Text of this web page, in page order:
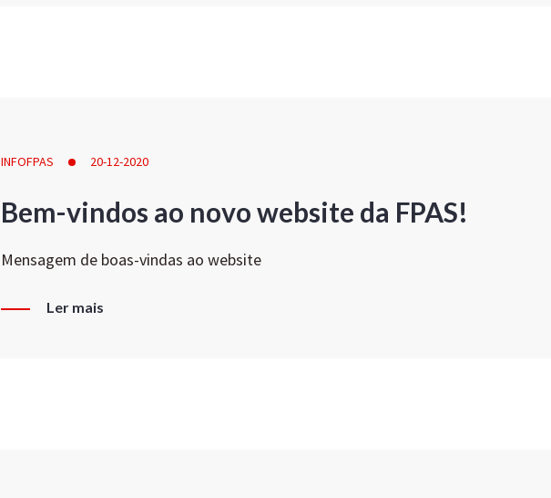
INFOFPAS 20-12-2020
Bem-vindos ao novo website da FPAS!
Mensagem de boas-vindas ao website
Ler mais